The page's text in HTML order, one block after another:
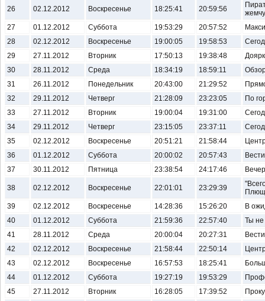
26 02.12.2012 Воскресенье 18:25:41 20:59:56
27
01.12.2012 Суббота 19:53:29 20:57:52
28
02.12.2012 Воскресенье 19:00:05 19:58:53
29
27.11.2012 Вторник 17:50:13 19:38:48
30
28.11.2012 Среда 18:34:19 18:59:11
31
26.11.2012 Понедельник 20:43:00 21:29:52
32
29.11.2012 Четверг 21:28:09 23:23:05
По
33
27.11.2012 Вторник 19:00:04 19:31:00
34
29.11.2012 Четверг 23:15:05 23:37:11
35
02.12.2012 Воскресенье 20:51:21 21:58:44
36
01.12.2012 Суббота 20:00:02 20:57:43
37
30.11.2012 Пятница 23:38:54 24:17:46
38 02.12.2012 Воскресенье 22:01:01 23:29:39
39
02.12.2012 Воскресенье 14:28:36 15:26:20
В
40
01.12.2012 Суббота 21:59:36 22:57:40
Ты
41
28.11.2012 Среда 20:00:04 20:27:31
42
02.12.2012 Воскресенье 21:58:44 22:50:14
43
02.12.2012 Воскресенье 16:57:53 18:25:41
44
01.12.2012 Суббота 19:27:19 19:53:29
45
27.11.2012 Вторник 16:28:05 17:39:52